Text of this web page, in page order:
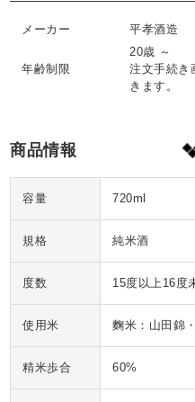
メーカー 平孝酒造
年齢制限
20歳 ～
注文手続き
きます。
商品情報
容量 720ml
規格 純米酒
度数 15度以上16度
使用米 麴米：山田錦
精米歩合 60%